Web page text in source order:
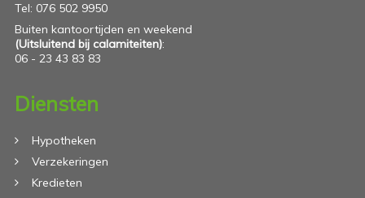
Tel: 076 502 9950
Buiten kantoortijden en weekend
(Uitsluitend bij calamiteiten):
06 - 23 43 83 83
Diensten
Hypotheken
Verzekeringen
Kredieten